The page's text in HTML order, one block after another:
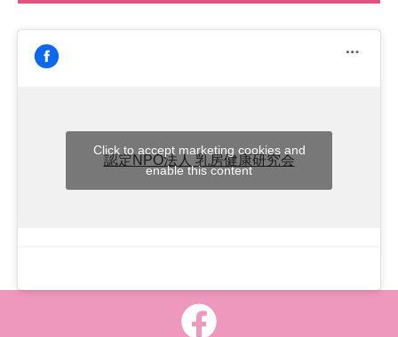
認定NPO法人 乳房健康研究会
Click to accept marketing cookies and
enable this content